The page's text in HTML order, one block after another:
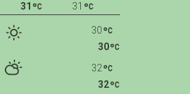
31 31
30
30
32
32